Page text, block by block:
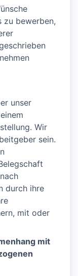
zu bewerben,
unser
Wir
sein.
durch ihre
mit oder
mit